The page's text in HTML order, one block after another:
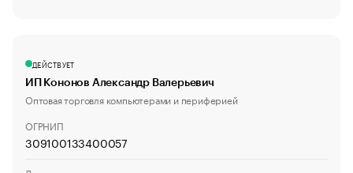
ДЕЙСТВУЕТ
ИП Кононов Александр Валерьевич
Оптовая торговля компьютерами и периферией
ОГРНИП
309100133400057